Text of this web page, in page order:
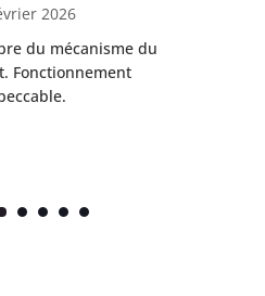
2026
du mécanisme du
Fonctionnement